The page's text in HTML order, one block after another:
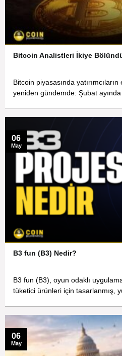
Bitcoin Analistleri İkiye
Bitcoin piyasasında
yeniden gündemde: Şubat
B3 fun (B3) Nedir?
B3 fun (B3), oyun odaklı
tüketici ürünleri için tasarlanmış,
06
May
06
May